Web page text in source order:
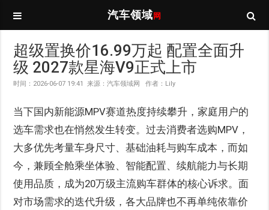
汽车领域 网
超级置换价16.99万起 配置全面升
级 2027款星海V9正式上市
时间：2026-06-07 19:41 来源：汽车领域网 作者：Lily
当下国内新能源MPV赛道热度持续攀升，家庭用户的
选车需求也在悄然发生转变。过去消费者选购MPV，
大多优先考量车身尺寸、基础油耗与购车成本，而如
今，兼顾全舱乘坐体验、智能配置、续航能力与长期
使用品质，成为20万级主流购车群体的核心诉求。面
对市场需求的迭代升级，各大品牌也不再单纯依靠价